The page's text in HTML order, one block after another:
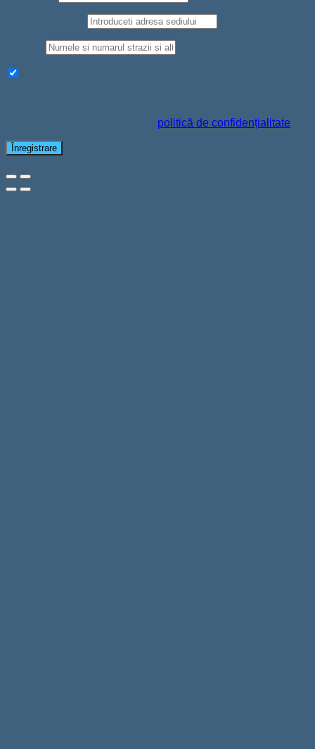
politică de confidențialitate
Înregistrare